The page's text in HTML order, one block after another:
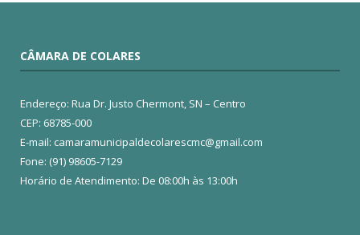
CÂMARA DE COLARES
Endereço: Rua Dr. Justo Chermont, SN – Centro
CEP: 68785-000
E-mail: camaramunicipaldecolarescmc@gmail.com
Fone: (91) 98605-7129
Horário de Atendimento: De 08:00h às 13:00h